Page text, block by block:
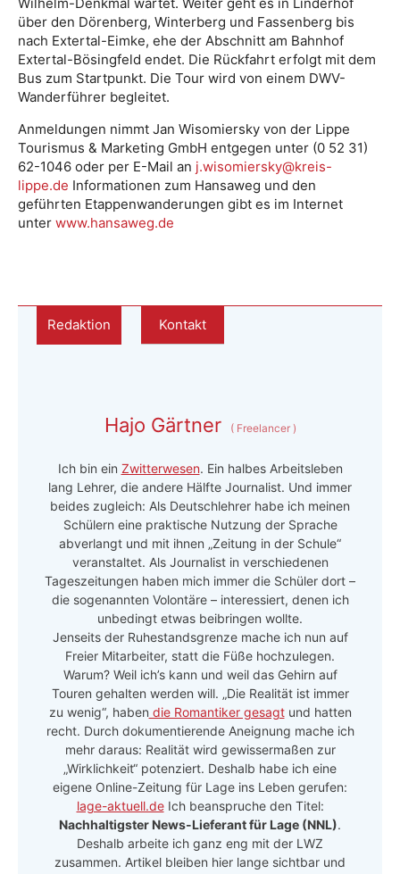
über den Dörenberg, Winterberg und Fassenberg bis
nach Extertal-Eimke, ehe der Abschnitt am Bahnhof
Extertal-Bösingfeld endet. Die Rückfahrt erfolgt mit dem
Bus zum Startpunkt. Die Tour wird von einem DWV-
Wanderführer begleitet.
Anmeldungen nimmt Jan Wisomiersky von der Lippe
Tourismus & Marketing GmbH entgegen unter (0 52 31)
62-1046 oder per E-Mail an j.wisomiersky@kreis-
lippe.de Informationen zum Hansaweg und den
geführten Etappenwanderungen gibt es im Internet
unter www.hansaweg.de
Redaktion Kontakt
Hajo Gärtner (Freelancer )
Ich bin ein Zwitterwesen. Ein halbes Arbeitsleben
lang Lehrer, die andere Hälfte Journalist. Und immer
beides zugleich: Als Deutschlehrer habe ich meinen
Schülern eine praktische Nutzung der Sprache
abverlangt und mit ihnen „Zeitung in der Schule“
veranstaltet. Als Journalist in verschiedenen
Tageszeitungen haben mich immer die Schüler dort –
die sogenannten Volontäre – interessiert, denen ich
unbedingt etwas beibringen wollte.
Jenseits der Ruhestandsgrenze mache ich nun auf
Freier Mitarbeiter, statt die Füße hochzulegen.
Warum? Weil ich’s kann und weil das Gehirn auf
Touren gehalten werden will. „Die Realität ist immer
zu wenig“, haben die Romantiker gesagtund hatten
recht. Durch dokumentierende Aneignung mache ich
mehr daraus: Realität wird gewissermaßen zur
„Wirklichkeit“ potenziert. Deshalb habe ich eine
eigene Online-Zeitung für Lage ins Leben gerufen:
lage-aktuell.deIch beanspruche den Titel:
Nachhaltigster News-Lieferant für Lage (NNL).
Deshalb arbeite ich ganz eng mit der LWZ
zusammen. Artikel bleiben hier lange sichtbar und